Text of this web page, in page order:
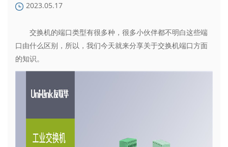
2023.05.17
交换机的端口类型有很多种，很多小伙伴都不明白这些端
口由什么区别，所以，我们今天就来分享关于交换机端口方面
的知识。